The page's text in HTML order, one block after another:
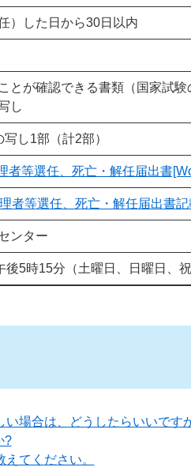
）した日から30日以内
とが確認できる書類（国家試
し
し1部（計2部）
者等選任、死亡・解任届出書
者等選任、死亡・解任届出書
ンター
後5時15分（土曜日、日曜日、
場合は、どうしたらいいです
?
てください。